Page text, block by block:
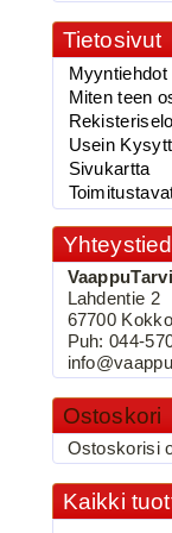
Tietosivut
Myyntiehdot
Miten teen
Usein
Sivukartta
Lahdentie 2
67700
Puh: 044-
Ostoskori
Ostoskorisi
Kaikki